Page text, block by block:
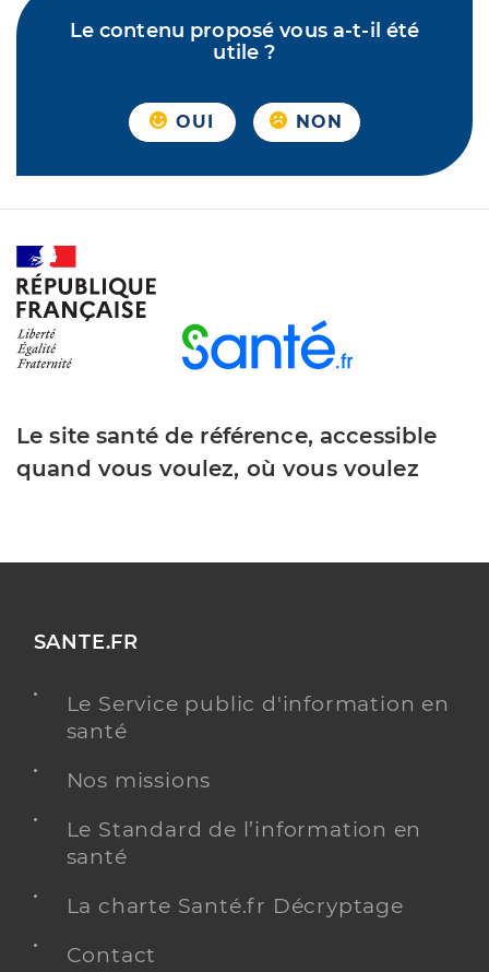
Le contenu proposé vous a-t-il été
utile ?
OUI NON
Le site santé de référence, accessible
quand vous voulez, où vous voulez
SANTE.FR
Le Service public d'information en
santé
Nos missions
Le Standard de l’information en
santé
La charte Santé.fr Décryptage
Contact